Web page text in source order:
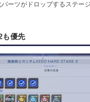
ーツがドロップするステー
も優先